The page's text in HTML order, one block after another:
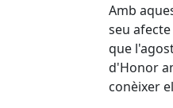
Amb
seu
que
d'Honor
conèixer